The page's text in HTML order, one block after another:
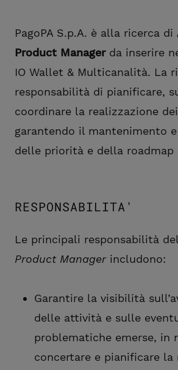
PagoPA S.p.A. è alla ricerca di
Product Managerda inserire
IO Wallet & Multicanalità. La
responsabilità di pianificare,
coordinare la realizzazione
garantendo il mantenimento
delle priorità e della
RESPONSABILITA'
Le principali responsabilità
Product Manager includono:
Garantire la visibilità
delle attività e sulle
problematiche emerse, in
concertare e pianificare la